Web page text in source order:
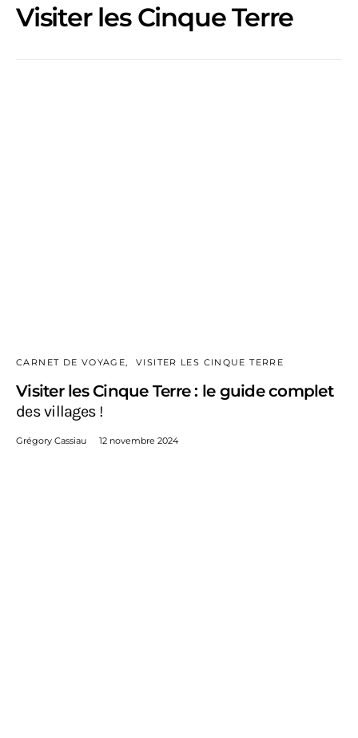
Visiter les Cinque Terre
CARNET DE VOYAGE VISITER LES CINQUE TERRE
Visiter les Cinque Terre : le guide complet
des villages !
Grégory Cassiau 12 novembre 2024